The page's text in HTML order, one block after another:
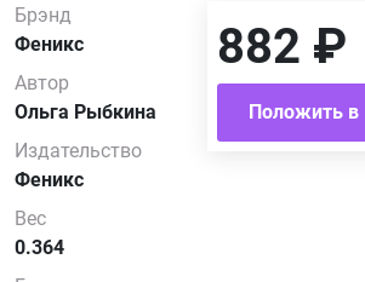
Брэнд
Феникс
Автор
Ольга Рыбкина
Издательство
Феникс
Вес
0.364
882 ₽
Положить в